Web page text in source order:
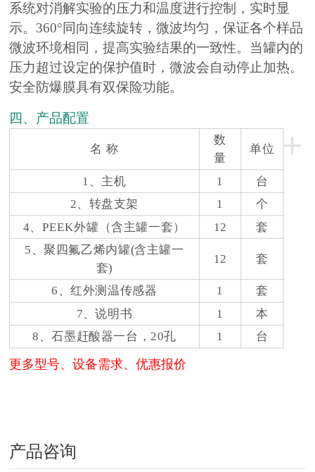
系统对消解实验的压力和温度进行控制，实时显
示。360°同向连续旋转，微波均匀，保证各个样品
微波环境相同，提高实验结果的一致性。当罐内的
压力超过设定的保护值时，微波会自动停止加热。
安全防爆膜具有双保险功能。
四、产品配置
+
名 称
数
量
单位
1、主机 1
台
2、转盘支架
1
个
4、PEEK外罐（含主罐一套）
12
套
5、聚四氟乙烯内罐(含主罐一
套)
12 套
6、红外测温传感器 1
套
7、说明书
1
本
8、石墨赶酸器一台，20孔
1 台
更多型号、设备需求、优惠报价
产品咨询